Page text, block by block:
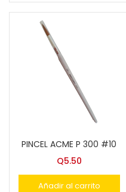
PINCEL ACME P 300 #10
Q5.50
Añadir al carrito